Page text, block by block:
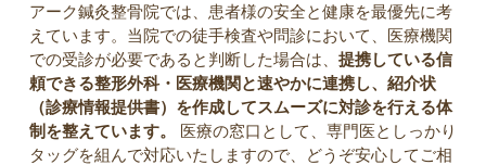
アーク鍼灸整骨院では、患者様の安全と健康を最優先に考
えています。当院での徒手検査や問診において、医療機関
での受診が必要であると判断した場合は、 提携している信
頼できる整形外科・医療機関と速やかに連携し、紹介状
（診療情報提供書）を作成してスムーズに対診を行える体
制を整えています。
医療の窓口として、専門医としっかり
タッグを組んで対応いたしますので、どうぞ安心してご相